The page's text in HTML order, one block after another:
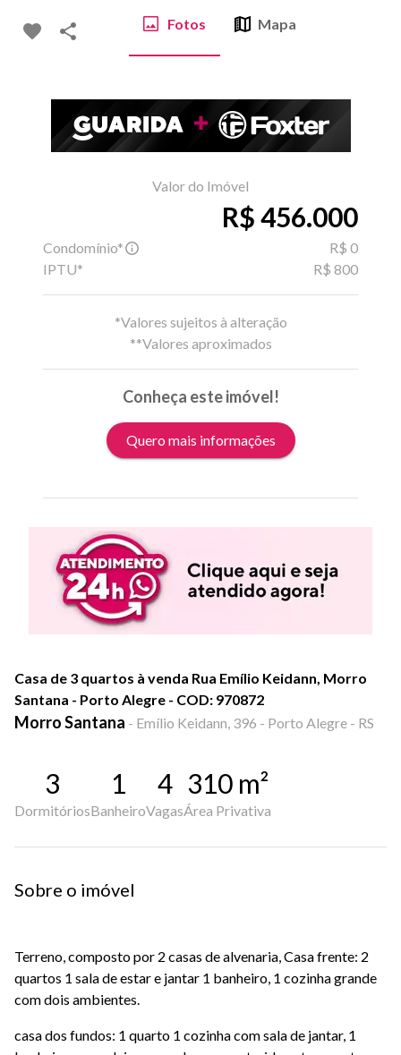
Fotos Mapa
Valor do Imóvel
R$ 456.000
Condomínio*
R$ 0
IPTU*
R$ 800
*Valores sujeitos à alteração
**Valores aproximados
Conheça este imóvel!
Quero mais informações
Casa de 3 quartos à venda Rua Emílio Keidann, Morro
Santana - Porto Alegre - COD: 970872
Morro Santana - Emílio Keidann, 396 - Porto Alegre - RS
3
Dormitórios
1
Banheiro
4
Vagas
310 m²
Área Privativa
Sobre o imóvel
Terreno, composto por 2 casas de alvenaria, Casa frente: 2
quartos 1 sala de estar e jantar 1 banheiro, 1 cozinha grande
com dois ambientes.
casa dos fundos: 1 quarto 1 cozinha com sala de jantar, 1